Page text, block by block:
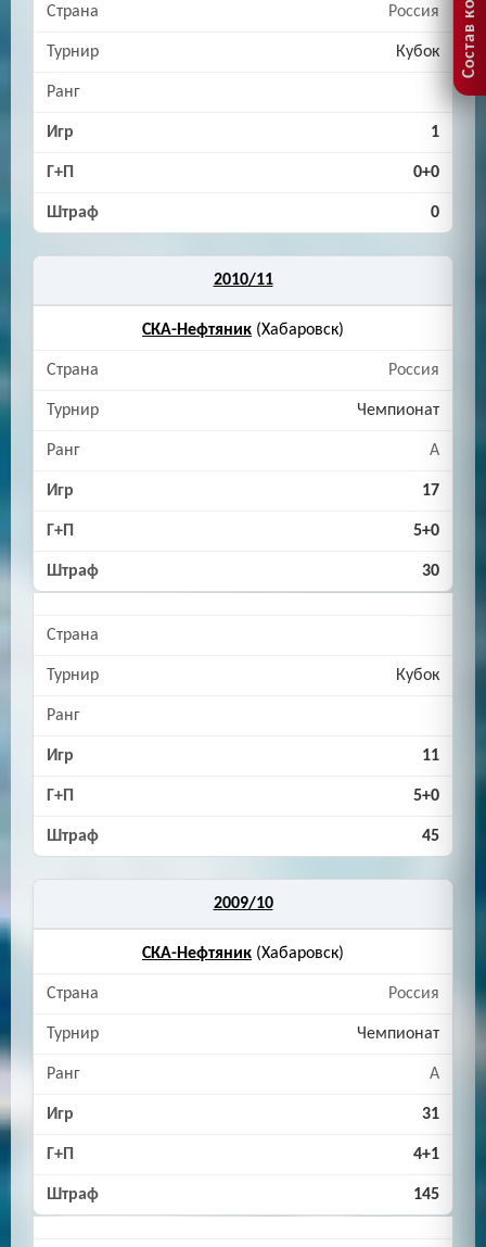
Россия
Кубок
1
0+0
0
2010/11
СКА-Нефтяник (Хабаровск)
Россия
Чемпионат
A
17
5+0
30
Кубок
11
5+0
45
2009/10
СКА-Нефтяник (Хабаровск)
Россия
Чемпионат
A
31
4+1
145